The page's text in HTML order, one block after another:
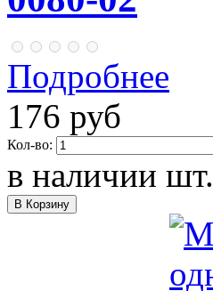
Подробнее
176 руб
Кол-во:
в наличии шт.